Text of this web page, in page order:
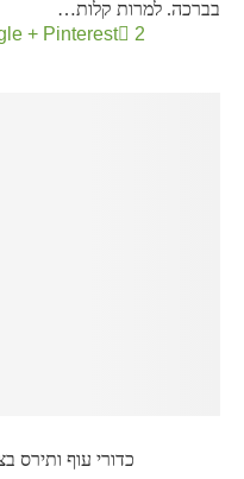
בברכה. למרות קלות…
2
+ Pinterest
כדורי עוף ותירס